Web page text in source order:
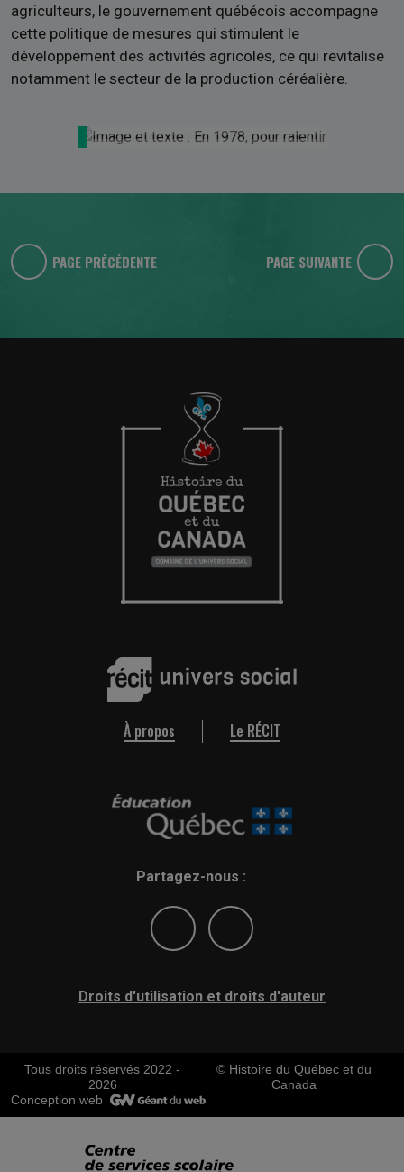
agriculteurs, le gouvernement québécois accompagne
cette politique de mesures qui stimulent le
développement des activités agricoles, ce qui revitalise
notamment le secteur de la production céréalière.
PAGE PRÉCÉDENTE PAGE SUIVANTE
À propos Le RÉCIT
Partagez-nous :
Droits d'utilisation et droits d'auteur
Tous droits réservés 2022 -
2026
© Histoire du Québec et du
Canada
Conception web